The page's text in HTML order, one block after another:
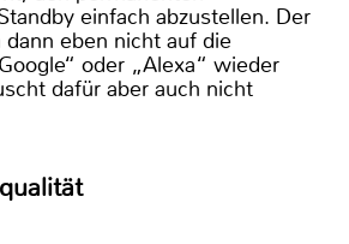
einfach abzustellen. Der
eben nicht auf die
oder „Alexa“ wieder
dafür aber auch nicht